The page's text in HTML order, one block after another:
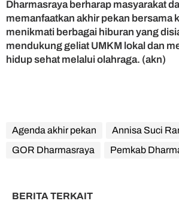
Dharmasraya berharap masyarakat
memanfaatkan akhir pekan bersama
menikmati berbagai hiburan yang
mendukung geliat UMKM lokal dan
hidup sehat melalui olahraga. (akn)
Agenda akhir pekan
Annisa Suci
GOR Dharmasraya
Pemkab
BERITA TERKAIT